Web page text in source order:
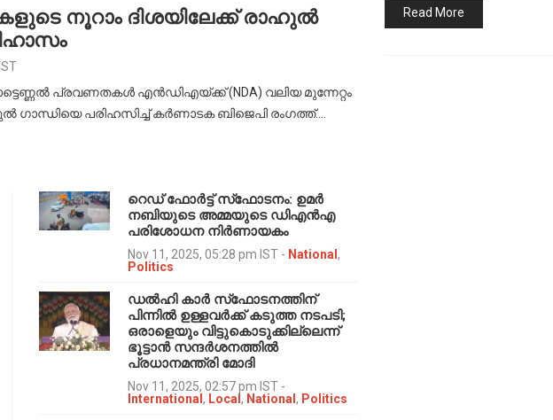
നൂറാം ദിശയിലേക്ക് രാഹുൽ
പ്രവണതകൾ എൻഡിഎയ്ക്ക് (NDA) വലിയ മുന്നേറ്റം
പരിഹസിച്ച് കർണാടക ബിജെപി രംഗത്ത്.…
റെഡ് ഫോർട്ട് സ്‌ഫോടനം: ഉമർ
നബിയുടെ അമ്മയുടെ ഡിഎൻഎ
പരിശോധന നിർണായകം
Nov 11, 2025, 05:28 pm IST - National ,
Politics
ഡൽഹി കാർ സ്‌ഫോടനത്തിന്
പിന്നിൽ ഉള്ളവർക്ക് കടുത്ത നടപടി;
ഒരാളെയും വിട്ടുകൊടുക്കില്ലെന്ന്
ഭൂട്ടാൻ സന്ദർശനത്തിൽ
പ്രധാനമന്ത്രി മോദി
Nov 11, 2025, 02:57 pm IST -
International , Local , National , Politics
Read More